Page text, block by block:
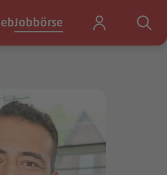
Jobbörse